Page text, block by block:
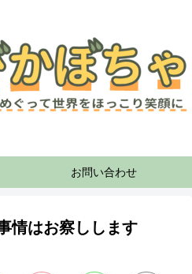
お問い合わせ
情はお察しします